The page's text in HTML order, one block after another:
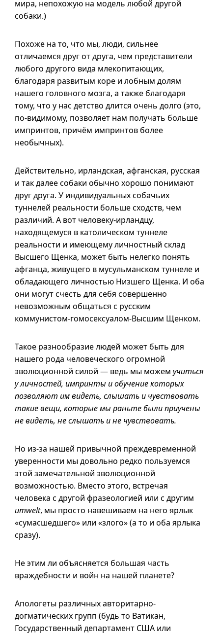
мира, непохожую на модель любой другой
собаки.)
Похоже на то, что мы, люди, сильнее
отличаемся друг от друга, чем представители
любого другого вида млекопитающих,
благодаря развитым коре и лобным долям
нашего головного мозга, а также благодаря
тому, что у нас детство длится очень долго (это,
по-видимому, позволяет нам получать больше
импринтов, причём импринтов более
необычных).
Действительно, ирландская, афганская, русская
и так далее собаки обычно хорошо понимают
друг друга. У индивидуальных собачьих
туннелей реальности больше сходств, чем
различий. А вот человеку-ирландцу,
находящемуся в католическом туннеле
реальности и имеющему личностный склад
Высшего Щенка, может быть нелегко понять
афганца, живущего в мусульманском туннеле и
обладающего личностью Низшего Щенка. И оба
они могут счесть для себя совершенно
невозможным общаться с русским
коммунистом-гомосексуалом-Высшим Щенком.
Такое разнообразие людей может быть для
нашего рода человеческого огромной
эволюционной силой — ведь мы можем учиться
у личностей, импринты и обучение которых
позволяют им видеть, слышать и чувствовать
такие вещи, которые мы раньте были приучены
не видеть, не слышать и не чувствовать.
Но из-за нашей привычной преждевременной
уверенности мы довольно редко пользуемся
этой замечательной эволюционной
возможностью. Вместо этого, встречая
человека с другой фразеологией или с другим
umwelt, мы просто навешиваем на него ярлык
«сумасшедшего» или «злого» (а то и оба ярлыка
сразу).
Не этим ли объясняется большая часть
враждебности и войн на нашей планете?
Апологеты различных авторитарно-
догматических групп (будь то Ватикан,
Государственный департамент США или